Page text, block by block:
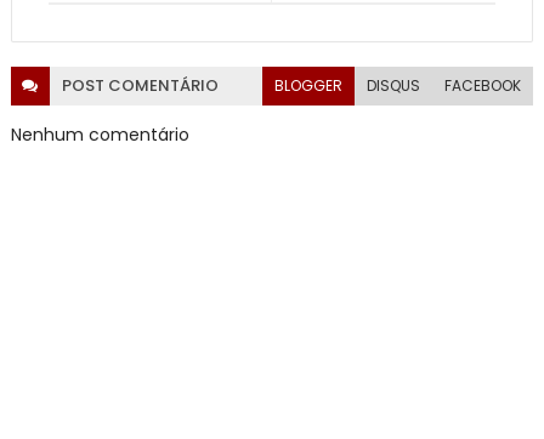
POST COMENTÁRIO BLOGGER DISQUS FACEBOOK
Nenhum comentário